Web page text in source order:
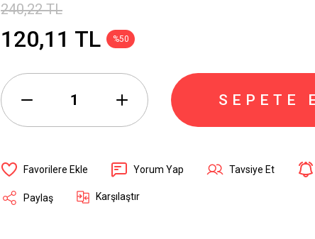
240,22 TL
120,11 TL %50
SEPETE
Yorum Yap Tavsiye Et
Paylaş Karşılaştır